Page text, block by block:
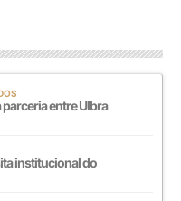
entre Ulbra
institucional do